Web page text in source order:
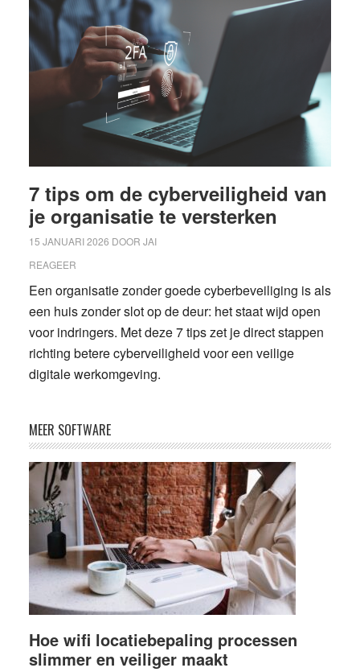
7 tips om de cyberveiligheid van
je organisatie te versterken
15 JANUARI 2026 DOOR JAI
REAGEER
Een organisatie zonder goede cyberbeveiliging is als
een huis zonder slot op de deur: het staat wijd open
voor indringers. Met deze 7 tips zet je direct stappen
richting betere cyberveiligheid voor een veilige
digitale werkomgeving.
MEER SOFTWARE
Hoe wifi locatiebepaling processen
slimmer en veiliger maakt